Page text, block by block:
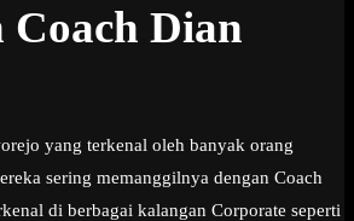
Coach Dian
yang terkenal oleh banyak orang
sering memanggilnya dengan Coach
di berbagai kalangan Corporate seperti